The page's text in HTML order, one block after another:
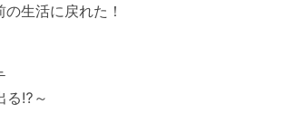
生活に戻れた！
る⁉～